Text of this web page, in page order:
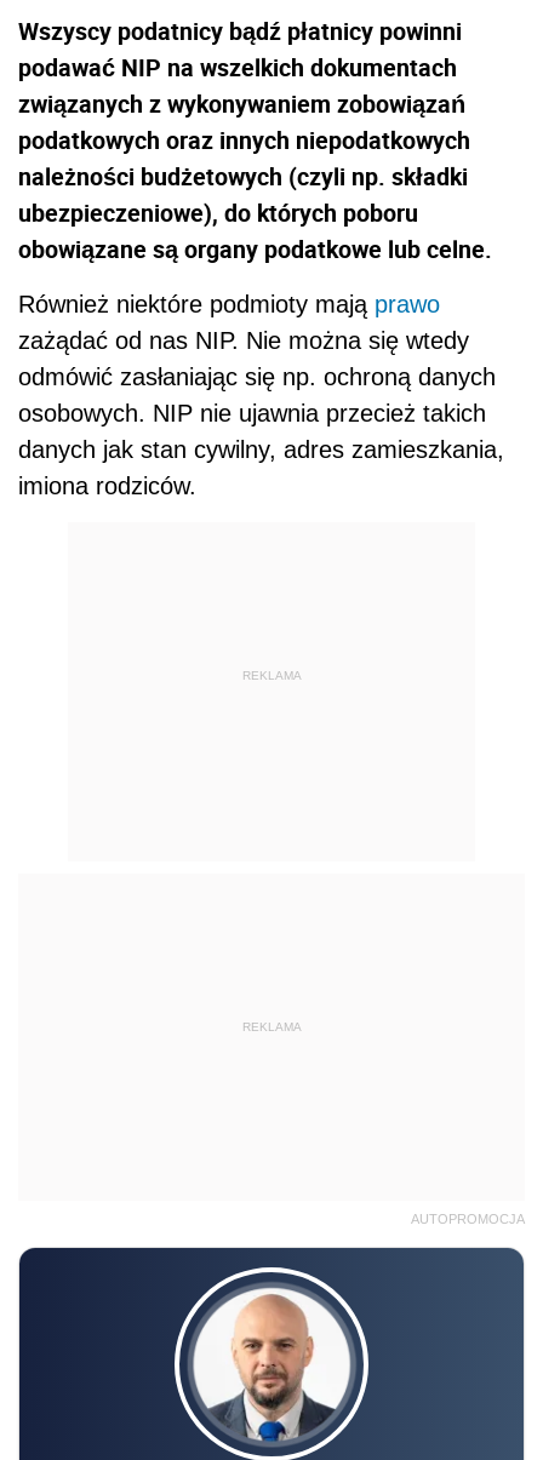
Wszyscy podatnicy bądź płatnicy powinni
podawać NIP na wszelkich dokumentach
związanych z wykonywaniem zobowiązań
podatkowych oraz innych niepodatkowych
należności budżetowych (czyli np. składki
ubezpieczeniowe), do których poboru
obowiązane są organy podatkowe lub celne.
Również niektóre podmioty mają prawo
zażądać od nas NIP. Nie można się wtedy
odmówić zasłaniając się np. ochroną danych
osobowych. NIP nie ujawnia przecież takich
danych jak stan cywilny, adres zamieszkania,
imiona rodziców.
REKLAMA
REKLAMA
AUTOPROMOCJA